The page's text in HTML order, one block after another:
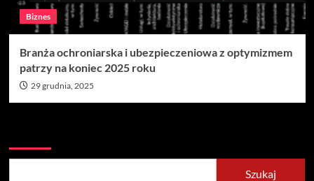
Biznes
Branża ochroniarska i ubezpieczeniowa z optymizmem
patrzy na koniec 2025 roku
29 grudnia, 2025
Szukaj